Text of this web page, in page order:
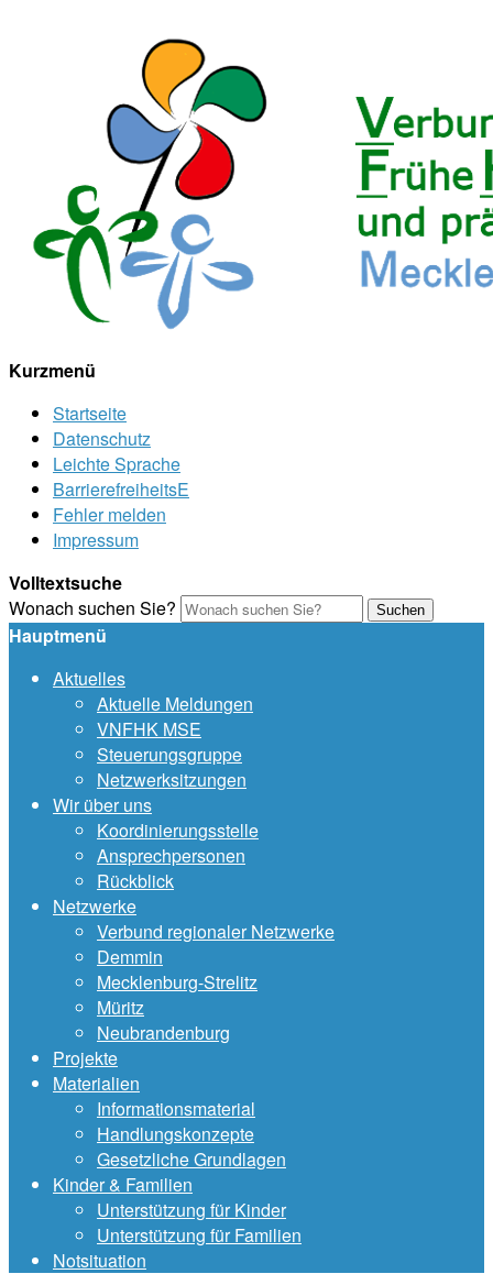
Kurzmenü
Startseite
Datenschutz
Leichte Sprache
BarrierefreiheitsE
Fehler melden
Impressum
Volltextsuche
Wonach suchen Sie?
Suchen
Hauptmenü
Aktuelles
Aktuelle Meldungen
VNFHK MSE
Steuerungsgruppe
Netzwerksitzungen
Wir über uns
Koordinierungsstelle
Ansprechpersonen
Rückblick
Netzwerke
Verbund regionaler Netzwerke
Demmin
Mecklenburg-Strelitz
Müritz
Neubrandenburg
Projekte
Materialien
Informationsmaterial
Handlungskonzepte
Gesetzliche Grundlagen
Kinder & Familien
Unterstützung für Kinder
Unterstützung für Familien
Notsituation